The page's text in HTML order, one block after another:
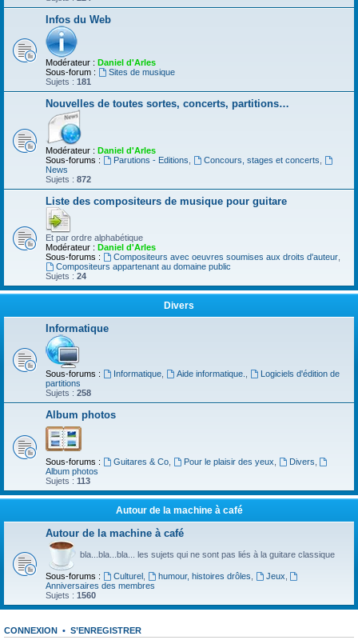
Infos du Web
Modérateur : Daniel d'Arles
Sous-forum :
Sites de musique
Sujets : 181
Nouvelles de toutes sortes, concerts, partitions…
Modérateur : Daniel d'Arles
Sous-forums :
Parutions - Editions Concours, stages et concerts
News
Sujets : 872
Liste des compositeurs de musique pour guitare
Et par ordre alphabétique
Modérateur : Daniel d'Arles
Sous-forums :
Compositeurs avec oeuvres soumises aux droits d'auteur,
Compositeurs appartenant au domaine public
Sujets : 24
Divers
Informatique
Sous-forums : Informatique, Aide informatique.
Logiciels d'édition de
partitions
Sujets : 258
Album photos
Sous-forums : Guitares & Co, Pour le plaisir des yeux Divers
Album photos
Sujets : 113
Autour de la machine à café
Autour de la machine à café
bla...bla...bla... les sujets qui ne sont pas liés à la guitare classique
Sous-forums : Culturel, humour, histoires drôles Jeux
Anniversaires des membres
Sujets : 1560
CONNEXION • S’ENREGISTRER